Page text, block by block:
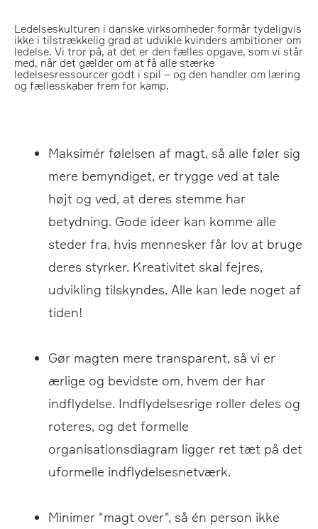
Ledelseskulturen i danske virksomheder formår tydeligvis
ikke i tilstrækkelig grad at udvikle kvinders ambitioner om
ledelse. Vi tror på, at det er den fælles opgave, som vi står
med, når det gælder om at få alle stærke
ledelsesressourcer godt i spil – og den handler om læring
og fællesskaber frem for kamp.
Maksimér følelsen af magt, så alle føler sig
mere bemyndiget, er trygge ved at tale
højt og ved, at deres stemme har
betydning. Gode ideer kan komme alle
steder fra, hvis mennesker får lov at bruge
deres styrker. Kreativitet skal fejres,
udvikling tilskyndes. Alle kan lede noget af
tiden!
Gør magten mere transparent, så vi er
ærlige og bevidste om, hvem der har
indflydelse. Indflydelsesrige roller deles og
roteres, og det formelle
organisationsdiagram ligger ret tæt på det
uformelle indflydelsesnetværk.
Minimer "magt over", så én person ikke